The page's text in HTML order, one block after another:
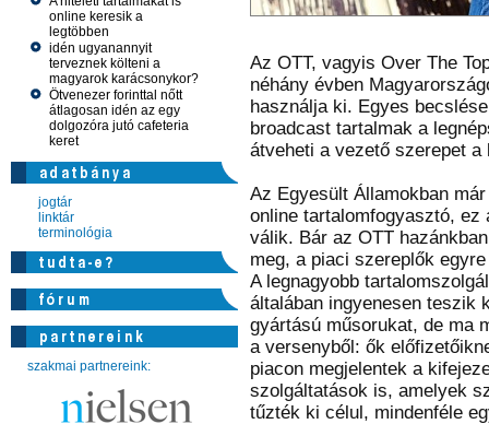
online keresik a
legtöbben
idén ugyanannyit
terveznek költeni a
magyarok karácsonykor?
Ötvenezer forinttal nőtt
átlagosan idén az egy
dolgozóra jutó cafeteria
keret
jogtár
linktár
terminológia
szakmai partnereink:
Az OTT, vagyis Over The
néhány évben
használja ki. Egyes
broadcast tartalmak a
átveheti a vezető szerepet
Az Egyesült Államokban
online tartalomfogyasztó, ez
válik. Bár az OTT
meg, a piaci szereplők
A legnagyobb
általában ingyenesen teszik
gyártású műsorukat, de ma
a versenyből: ők
piacon megjelentek a
szolgáltatások is, amelyek
tűzték ki célul, mindenféle